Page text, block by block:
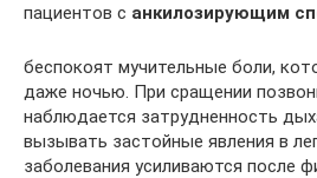
пациентов с анкилозирующим
беспокоят мучительные боли,
даже ночью. При сращении
наблюдается затрудненность
вызывать застойные явления в
заболевания усиливаются после